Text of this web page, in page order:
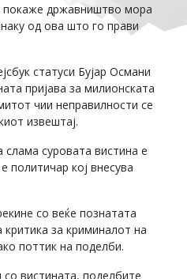
покаже државништво мора
од ова што го прави
статуси Бујар Османи
пријава за милионската
чии неправилности се
извештај.
суровата вистина е
политичар кој внесува
со веќе познатата
критика за криминалот на
поттик на поделби.
вистината, поделбите